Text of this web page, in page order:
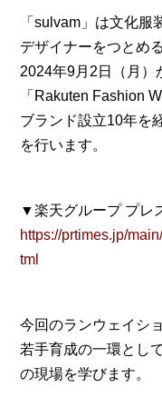
「sulvam」は文化
デザイナーをつとめ
2024年9月2日（月）
「Rakuten Fashion
ブランド設立10年を
を行います。
▼楽天グループ プレ
https://prtimes.jp/
tml
今回のランウェイシ
若手育成の一環とし
の現場を学びます。